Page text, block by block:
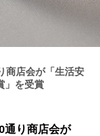
商店会が「生活安
」を受賞
通り商店会が